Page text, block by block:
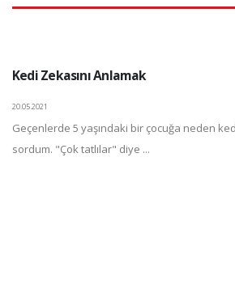
Kedi Zekasını Anlamak
20.05.2021
Geçenlerde 5 yaşındaki bir çocuğa neden
sordum. "Çok tatlılar" diye ...